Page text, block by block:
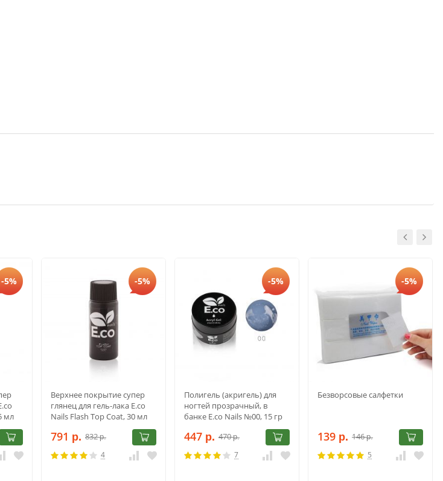
-5%
мл
-5%
Верхнее покрытие супер
глянец для гель-лака E.co
Nails Flash Top Coat, 30 мл
791 р. 832р.
4
-5%
Полигель (акригель) для
ногтей прозрачный, в
банке E.co Nails №00, 15 гр
447 р. 470р.
7
-5%
Безворсовые салфетки
139 р. 146р.
5